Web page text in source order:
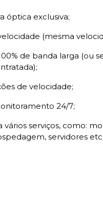
óptica exclusiva;
(mesma
de banda larga (ou
de velocidade;
24/7;
vários serviços, como:
servidores